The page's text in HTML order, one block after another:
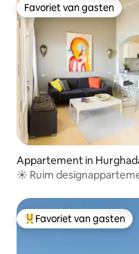
Favoriet van gasten
Favoriet van gasten
Appartement in
☀️ Ruim
Topfavoriet van gasten
Favoriet van gasten